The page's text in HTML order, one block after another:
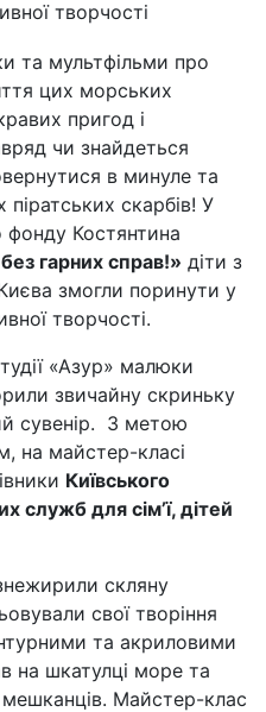
творчості
та мультфільми про
цих морських
пригод і
чи знайдеться
в минуле та
скарбів! У
фонду Костянтина
гарних справ!» діти з
змогли поринути у
творчості.
«Азур» малюки
звичайну скриньку
сувенір. З метою
на майстер-класі
Київського
служб для сім’ї, дітей
скляну
свої творіння
та акриловими
на шкатулці море та
Майстер-клас